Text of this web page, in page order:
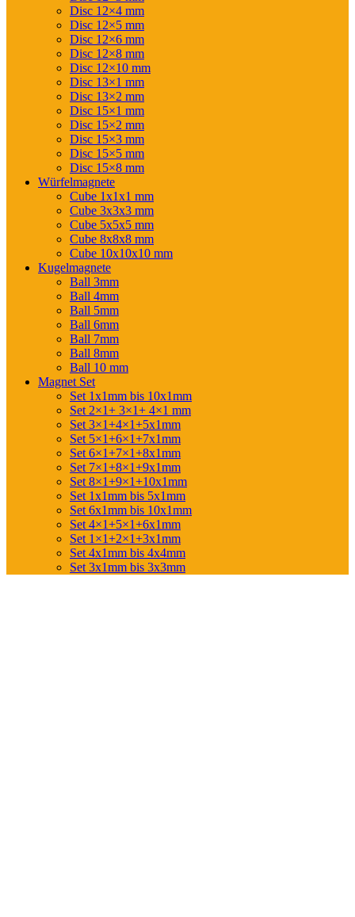
Disc 12×4 mm
Disc 12×5 mm
Disc 12×6 mm
Disc 12×8 mm
Disc 12×10 mm
Disc 13×1 mm
Disc 13×2 mm
Disc 15×1 mm
Disc 15×2 mm
Disc 15×3 mm
Disc 15×5 mm
Disc 15×8 mm
Würfelmagnete
Cube 1x1x1 mm
Cube 3x3x3 mm
Cube 5x5x5 mm
Cube 8x8x8 mm
Cube 10x10x10 mm
Kugelmagnete
Ball 3mm
Ball 4mm
Ball 5mm
Ball 6mm
Ball 7mm
Ball 8mm
Ball 10 mm
Magnet Set
Set 1x1mm bis 10x1mm
Set 2×1+ 3×1+ 4×1 mm
Set 3×1+4×1+5x1mm
Set 5×1+6×1+7x1mm
Set 6×1+7×1+8x1mm
Set 7×1+8×1+9x1mm
Set 8×1+9×1+10x1mm
Set 1x1mm bis 5x1mm
Set 6x1mm bis 10x1mm
Set 4×1+5×1+6x1mm
Set 1×1+2×1+3x1mm
Set 4x1mm bis 4x4mm
Set 3x1mm bis 3x3mm